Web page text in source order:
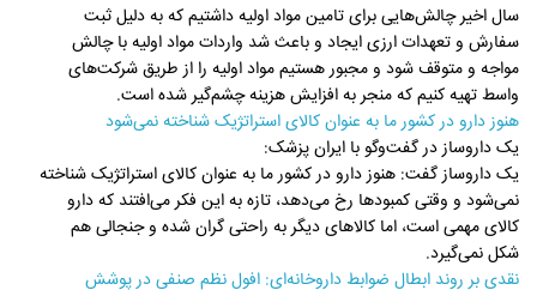
سال اخیر چالش‌هایی برای تامین مواد اولیه داشتیم که به دلیل ثبت
سفارش و تعهدات ارزی ایجاد و باعث شد واردات مواد اولیه با چالش
مواجه و متوقف شود و مجبور هستیم مواد اولیه را از طریق شرکت‌های
واسط تهیه کنیم که منجر به افزایش هزینه چشم‌گیر شده است.
هنوز دارو در کشور ما به عنوان کالای استراتژیک شناخته نمی‌شود
یک داروساز در گفت‌وگو با ایران پزشک:
یک داروساز گفت: هنوز دارو در کشور ما به عنوان کالای استراتژیک شناخته
نمی‌شود و وقتی کمبودها رخ می‌دهد، تازه به این فکر می‌افتند که دارو
کالای مهمی است، اما کالاهای دیگر به راحتی گران شده و جنجالی هم
شکل نمی‌گیرد.
نقدی بر روند ابطال ضوابط داروخانه‌ای: افول نظم صنفی در پوشش